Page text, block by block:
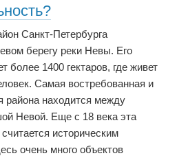
Санкт-Петербурга
берегу реки Невы. Его
более 1400 гектаров, где живет
Самая востребованная и
района находится между
Невой. Еще с 18 века эта
историческим
очень много объектов